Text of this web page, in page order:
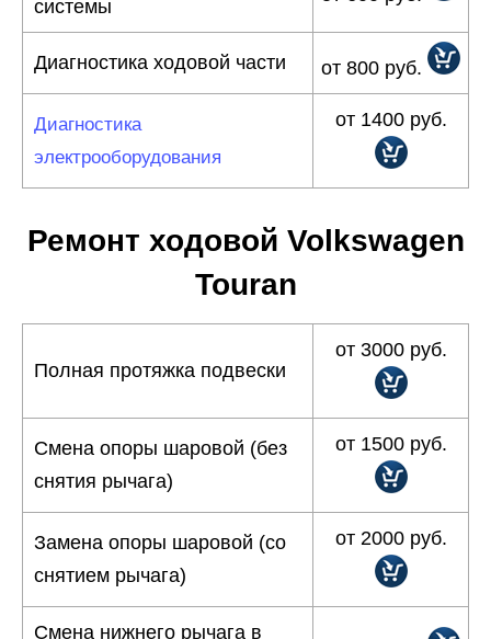
системы
Диагностика ходовой части от 800 руб.
Диагностика
электрооборудования
от 1400 руб.
Ремонт ходовой Volkswagen
Touran
Полная протяжка подвески
от 3000 руб.
Смена опоры шаровой (без
снятия рычага)
от 1500 руб.
Замена опоры шаровой (со
снятием рычага)
от 2000 руб.
Смена нижнего рычага в